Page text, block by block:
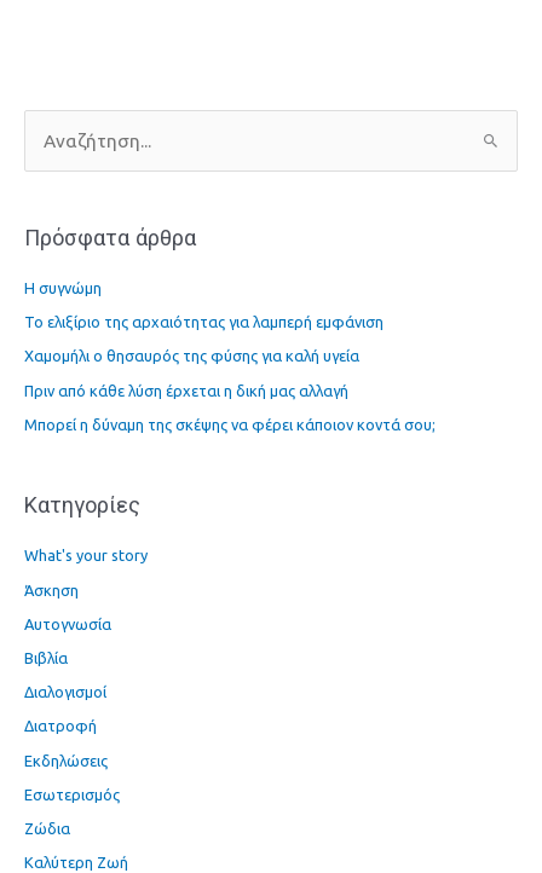
ν
ζ
τ
η
σ
η
γ
:
Πρόσφατα άρθρα
Η συγνώμη
Το ελιξίριο της αρχαιότητας για λαμπερή εμφάνιση
Χαμομήλι ο θησαυρός της φύσης για καλή υγεία
Πριν από κάθε λύση έρχεται η δική μας αλλαγή
Μπορεί η δύναμη της σκέψης να φέρει κάποιον κοντά σου;
Kατηγορίες
What's your story
Άσκηση
Αυτογνωσία
Βιβλία
Διαλογισμοί
Διατροφή
Εκδηλώσεις
Εσωτερισμός
Ζώδια
Καλύτερη Ζωή